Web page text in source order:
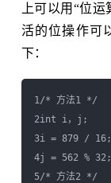
上可以用“位
活的位操作可
下：
1/* 方法1 */
2int i，j;
3i = 879 / 16;
4j = 562 % 32;
5/* 方法2 */